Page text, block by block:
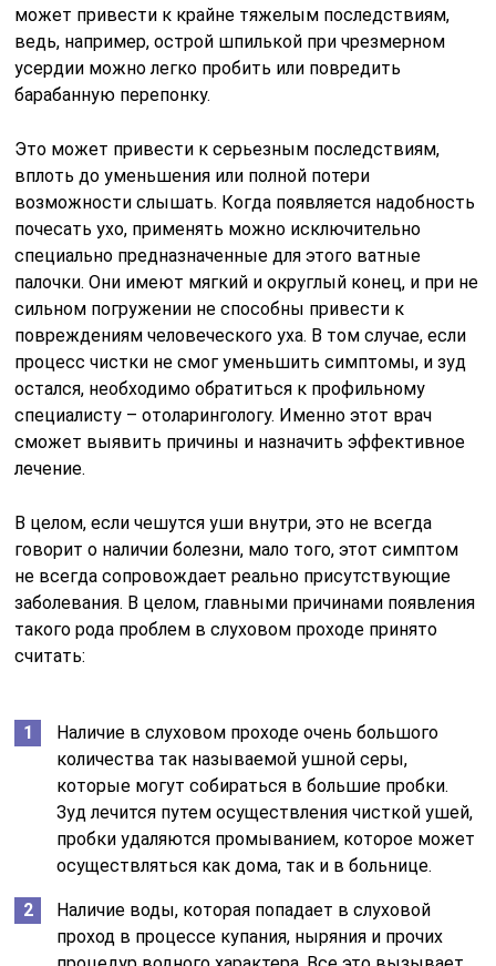
может привести к крайне тяжелым последствиям,
ведь, например, острой шпилькой при чрезмерном
усердии можно легко пробить или повредить
барабанную перепонку.
Это может привести к серьезным последствиям,
вплоть до уменьшения или полной потери
возможности слышать. Когда появляется надобность
почесать ухо, применять можно исключительно
специально предназначенные для этого ватные
палочки. Они имеют мягкий и округлый конец, и при не
сильном погружении не способны привести к
повреждениям человеческого уха. В том случае, если
процесс чистки не смог уменьшить симптомы, и зуд
остался, необходимо обратиться к профильному
специалисту – отоларингологу. Именно этот врач
сможет выявить причины и назначить эффективное
лечение.
В целом, если чешутся уши внутри, это не всегда
говорит о наличии болезни, мало того, этот симптом
не всегда сопровождает реально присутствующие
заболевания. В целом, главными причинами появления
такого рода проблем в слуховом проходе принято
считать:
Наличие в слуховом проходе очень большого
количества так называемой ушной серы,
которые могут собираться в большие пробки.
Зуд лечится путем осуществления чисткой ушей,
пробки удаляются промыванием, которое может
осуществляться как дома, так и в больнице.
Наличие воды, которая попадает в слуховой
проход в процессе купания, ныряния и прочих